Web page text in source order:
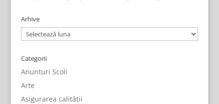
Arhive
Arhive
Categorii
Anunturi Scoli
Arte
Asigurarea calității